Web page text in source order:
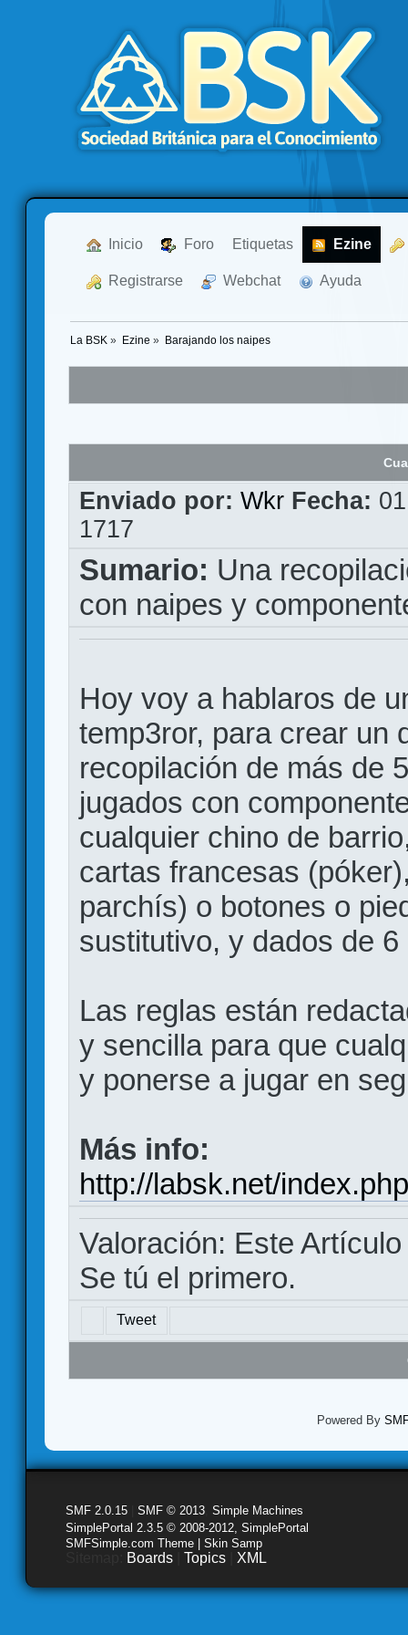
Inicio Foro Etiquetas Ezine
Registrarse Webchat Ayuda
La BSK » Ezine » Barajando los naipes
Enviado por:Wkr Fecha:
1717
Sumario: Una
con naipes y
Hoy voy a hablaros de
temp3ror, para crear un
recopilación de más de
jugados con
cualquier chino de
cartas francesas
parchís) o botones o
sustitutivo, y dados de 6
Las reglas están
y sencilla para que
y ponerse a jugar en
Más info:
http://labsk.net/
Valoración: Este
Se tú el primero.
Tweet
Powered By
SMF 2.0.15 SMF © 2013 Simple Machines
SimplePortal 2.3.5 © 2008-2012, SimplePortal
SMFSimple.com Theme | Skin Samp
Boards Topics XML